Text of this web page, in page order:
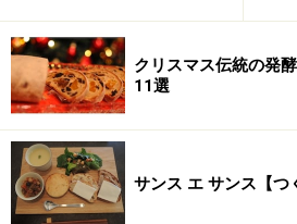
Vol.2
Vol.3
※記事内容は執筆時点のものです。最新
い。
※メニューや料金などのデータは、取材
の内容です。
クリスマス伝統の発
11選
サンス エ サンス【つ